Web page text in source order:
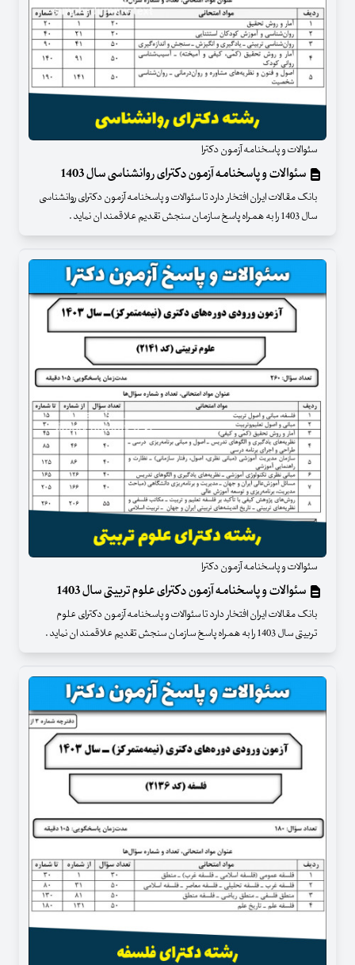
سئوالات و پاسخنامه آزمون دکترا
سئوالات و پاسخنامه آزمون دکترای روانشناسی سال 1403
بانک مقالات ایران افتخار دارد تا سئوالات و پاسخنامه آزمون دکترای روانشناسی
سال 1403 را به همراه پاسخ سازمان سنجش تقدیم علاقمند ان نماید .
سئوالات و پاسخنامه آزمون دکترا
سئوالات و پاسخنامه آزمون دکترای علوم تربیتی سال 1403
بانک مقالات ایران افتخار دارد تا سئوالات و پاسخنامه آزمون دکترای علوم
تربیتی سال 1403 را به همراه پاسخ سازمان سنجش تقدیم علاقمند ان نماید .